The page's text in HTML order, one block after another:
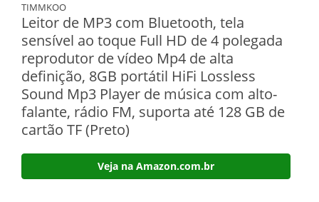
TIMMKOO
Leitor de MP3 com Bluetooth, tela
sensível ao toque Full HD de 4 polegada
reprodutor de vídeo Mp4 de alta
definição, 8GB portátil HiFi Lossless
Sound Mp3 Player de música com alto-
falante, rádio FM, suporta até 128 GB de
cartão TF (Preto)
Veja na Amazon.com.br